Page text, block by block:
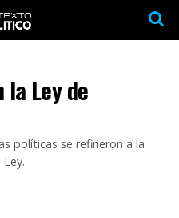
la Ley de
políticas se refirieron a la